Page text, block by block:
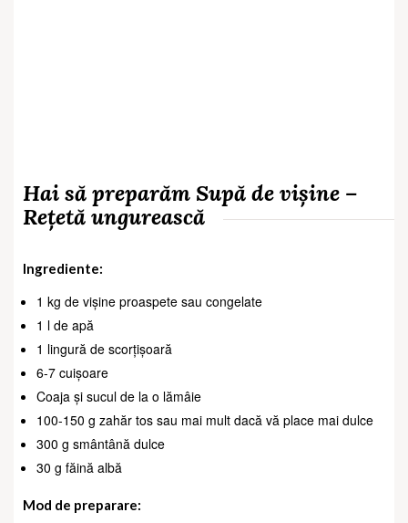
Hai să preparăm Supă de vișine –
Rețetă ungurească
Ingrediente:
1 kg de vișine proaspete sau congelate
1 l de apă
1 lingură de scorțișoară
6-7 cuișoare
Coaja și sucul de la o lămâie
100-150 g zahăr tos sau mai mult dacă vă place mai dulce
300 g smântână dulce
30 g făină albă
Mod de preparare: